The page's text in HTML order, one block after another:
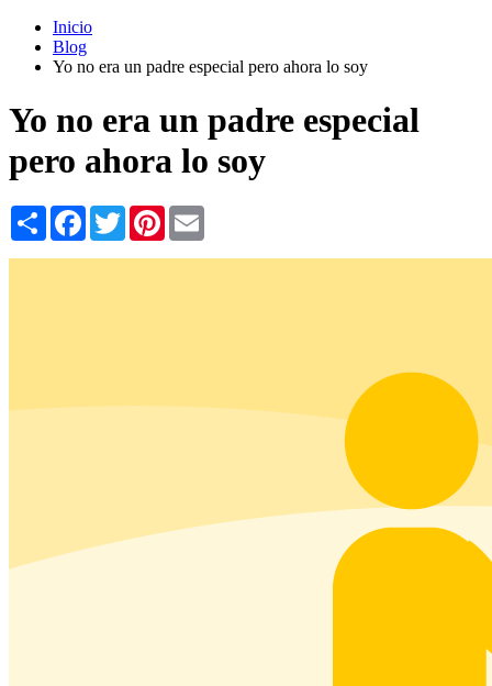
Inicio
Blog
Yo no era un padre especial pero ahora lo soy
Yo no era un padre especial
pero ahora lo soy
Share Facebook
TwitterPinterest